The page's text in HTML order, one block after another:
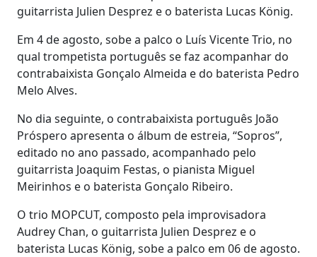
guitarrista Julien Desprez e o baterista Lucas König.
Em 4 de agosto, sobe a palco o Luís Vicente Trio, no
qual trompetista português se faz acompanhar do
contrabaixista Gonçalo Almeida e do baterista Pedro
Melo Alves.
No dia seguinte, o contrabaixista português João
Próspero apresenta o álbum de estreia, “Sopros”,
editado no ano passado, acompanhado pelo
guitarrista Joaquim Festas, o pianista Miguel
Meirinhos e o baterista Gonçalo Ribeiro.
O trio MOPCUT, composto pela improvisadora
Audrey Chan, o guitarrista Julien Desprez e o
baterista Lucas König, sobe a palco em 06 de agosto.